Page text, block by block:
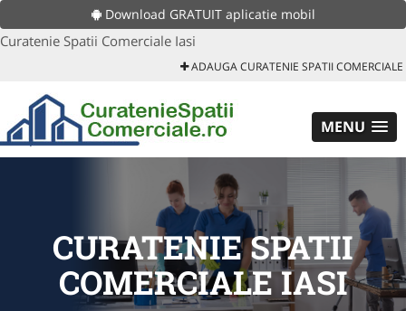
Download GRATUIT aplicatie mobil
Curatenie Spatii Comerciale Iasi
ADAUGA CURATENIE SPATII COMERCIALE
MENU
CURATENIE SPATII
COMERCIALE IASI